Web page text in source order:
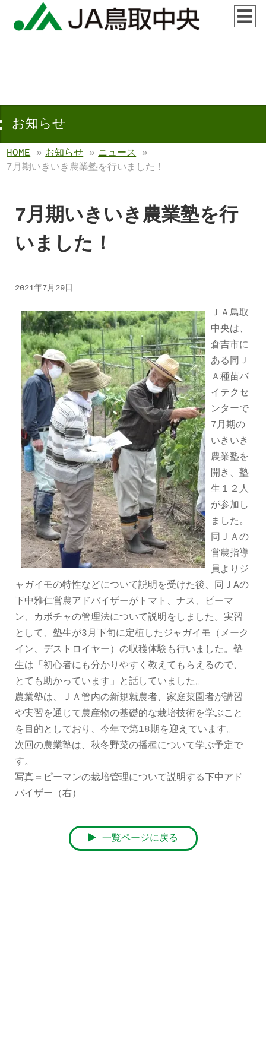
お知らせ
HOME » お知らせ » ニュース
»
7月期いきいき農業塾を行いました！
7月期いきいき農業塾を行
いました！
2021年7月29日
ＪＡ鳥取
中央は、
倉吉市に
ある同Ｊ
Ａ種苗バ
イテクセ
ンターで
7月期の
いきいき
農業塾を
開き、塾
生１２人
が参加し
ました。
同ＪＡの
営農指導
員よりジ
ャガイモの特性などについて説明を受けた後、同ＪAの
下中雅仁営農アドバイザーがトマト、ナス、ピーマ
ン、カボチャの管理法について説明をしました。実習
として、塾生が3月下旬に定植したジャガイモ（メーク
イン、デストロイヤー）の収穫体験も行いました。塾
生は「初心者にも分かりやすく教えてもらえるので、
とても助かっています」と話していました。
農業塾は、ＪＡ管内の新規就農者、家庭菜園者が講習
や実習を通じて農産物の基礎的な栽培技術を学ぶこと
を目的としており、今年で第18期を迎えています。
次回の農業塾は、秋冬野菜の播種について学ぶ予定で
す。
写真＝ピーマンの栽培管理について説明する下中アド
バイザー（右）
一覧ページに戻る